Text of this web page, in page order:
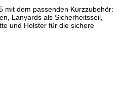
mit dem passenden Kurzzubehör:
Lanyards als Sicherheitsseil,
und Holster für die sichere